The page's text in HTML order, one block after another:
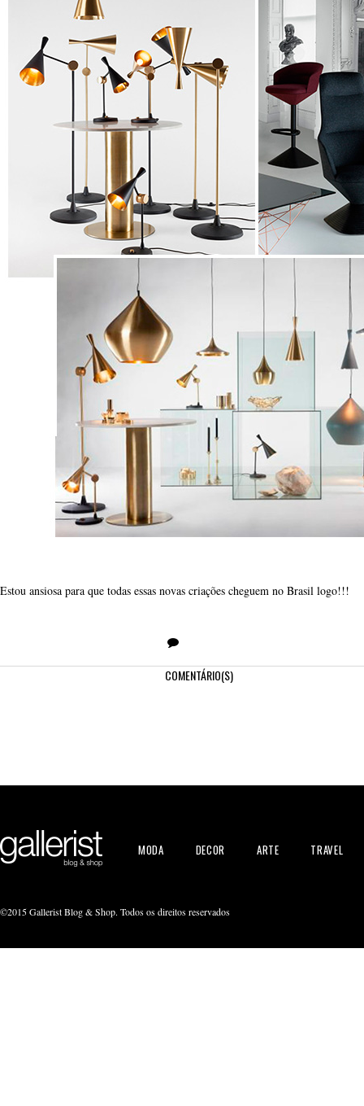
Estou ansiosa para que todas essas novas criações cheguem no Brasil logo!!!
COMENTÁRIO(S)
MODA DECOR ARTE TRAVEL
©2015 Gallerist Blog & Shop. Todos os direitos reservados